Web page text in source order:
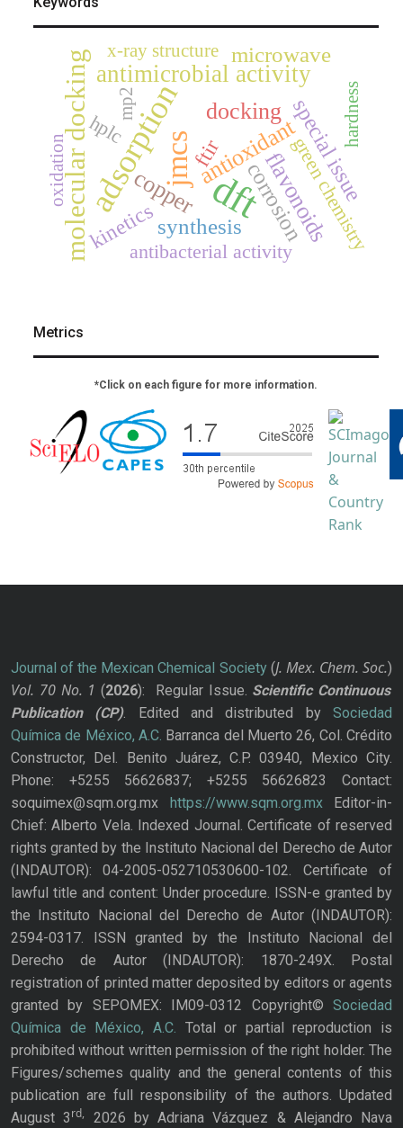
dft
adsorption
jmcs
molecular docking antimicrobial activity
copper
antioxidant
flavonoids
docking
microwave
corrosion
synthesis
special issue
kinetics
ftir
hplc
green chemistry
antibacterial activity
oxidation
x-ray structure
hardness
mp2
Metrics
*Click on each figure for more information.
Journal of the Mexican Chemical Society(J. Mex. Chem. Soc.)
Vol. 70 No. 1 (2026): Regular Issue. Scientific Continuous
Publication
(CP). Edited and distributed bySociedad
Química de México, A.C. Barranca del Muerto 26, Col. Crédito
Constructor, Del. Benito Juárez, C.P. 03940, Mexico City.
Phone: +5255 56626837; +5255 56626823 Contact:
soquimex@sqm.org.mx
https://www.sqm.org.mxEditor-in-
Chief: Alberto Vela. Indexed Journal. Certificate of reserved
rights granted by the Instituto Nacional del Derecho de Autor
(INDAUTOR): 04-2005-052710530600-102. Certificate of
lawful title and content: Under procedure. ISSN-e granted by
the Instituto Nacional del Derecho de Autor (INDAUTOR):
2594-0317. ISSN granted by the Instituto Nacional del
Derecho de Autor (INDAUTOR): 1870-249X. Postal
registration of printed matter deposited by editors or agents
granted by SEPOMEX: IM09-0312 Copyright© Sociedad
Química de México, A.C. Total or partial reproduction is
prohibited without written permission of the right holder. The
Figures/schemes quality and the general contents of this
publication are full responsibility of the authors. Updated
August 3rd,
2026 by Adriana Vázquez & Alejandro Nava